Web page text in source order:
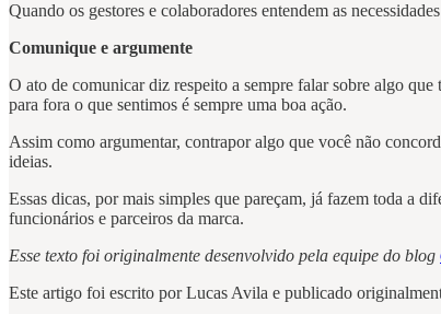
Quando os gestores e colaboradores entendem as
Comunique e argumente
O ato de comunicar diz respeito a sempre falar sobre algo
para fora o que sentimos é sempre uma boa ação.
Assim como argumentar, contrapor algo que você não
ideias.
Essas dicas, por mais simples que pareçam, já fazem toda a
funcionários e parceiros da marca.
Esse texto foi originalmente desenvolvido pela equipe do blog
Este artigo foi escrito por Lucas Avila e publicado